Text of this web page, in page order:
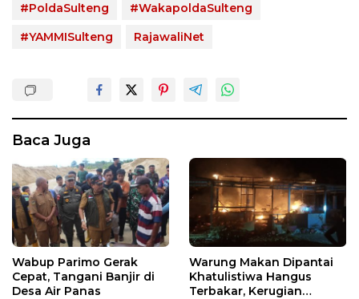
#PoldaSulteng
#WakapoldaSulteng
#YAMMISulteng
RajawaliNet
Baca Juga
Wabup Parimo Gerak
Cepat, Tangani Banjir di
Desa Air Panas
Warung Makan Dipantai
Khatulistiwa Hangus
Terbakar, Kerugian